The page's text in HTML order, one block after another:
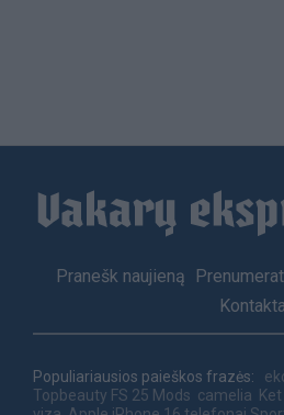
Footer
Pranešk naujieną
Populiariausios paieškos frazės:
Topbeauty FS 25 Mods camelia